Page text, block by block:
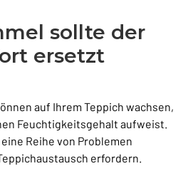
sollte der
ersetzt
auf Ihrem Teppich wachsen,
Feuchtigkeitsgehalt aufweist.
Reihe von Problemen
erfordern.